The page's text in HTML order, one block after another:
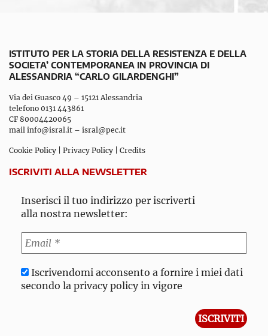
ISTITUTO PER LA STORIA DELLA RESISTENZA E DELLA
SOCIETA’ CONTEMPORANEA IN PROVINCIA DI
ALESSANDRIA “CARLO GILARDENGHI”
Via dei Guasco 49 – 15121 Alessandria
telefono 0131 443861
CF 80004420065
mail info@isral.it – isral@pec.it
Cookie Policy Privacy Policy Credits
ISCRIVITI ALLA NEWSLETTER
Inserisci il tuo indirizzo per iscriverti
alla nostra newsletter:
Iscrivendomi acconsento a fornire i miei dati
secondo la privacy policy in vigore